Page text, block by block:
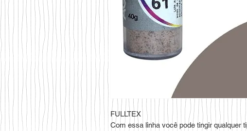
FULLTEX
Com essa linha você pode tingir qualquer